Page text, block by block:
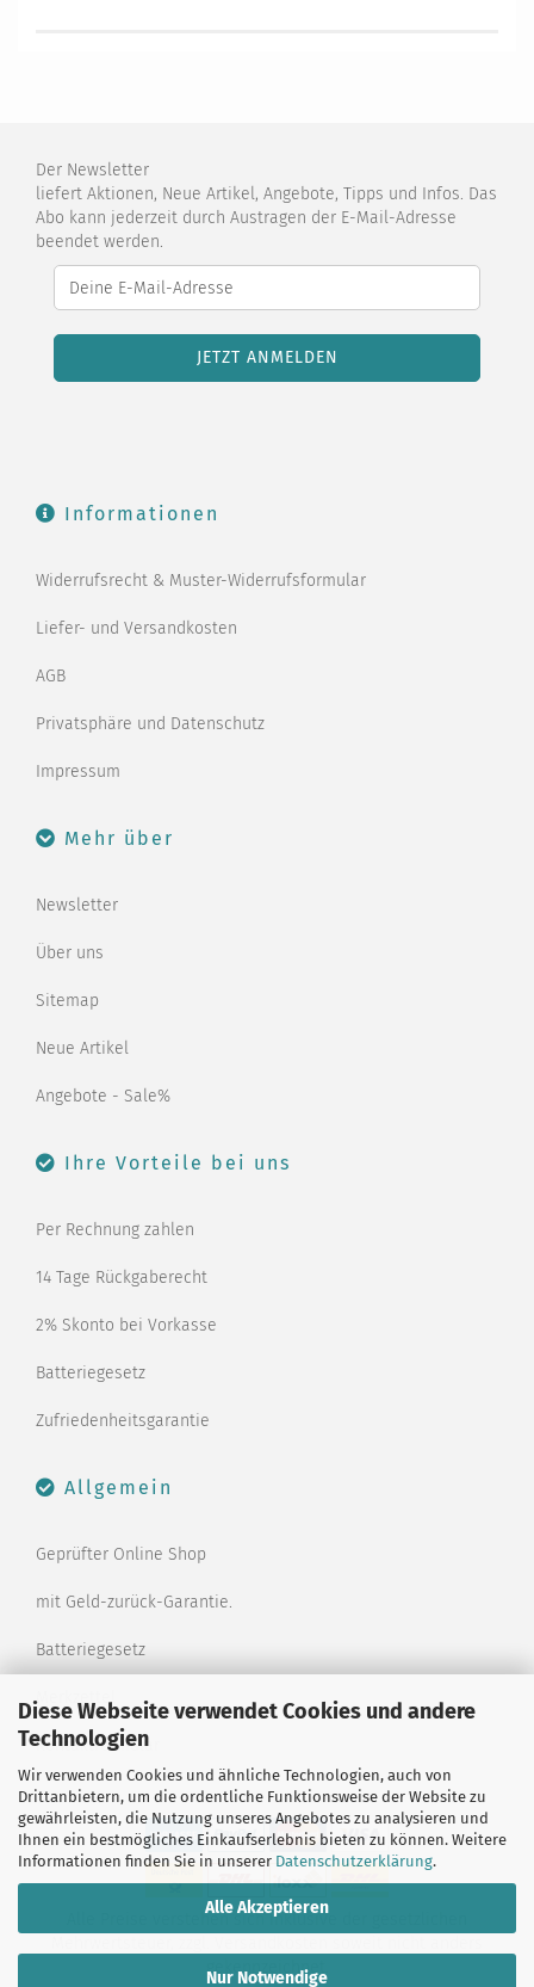
Diese Webseite verwendet Cookies und andere
Technologien
Wir verwenden Cookies und ähnliche Technologien, auch von
Drittanbietern, um die ordentliche Funktionsweise der Website zu
gewährleisten, die Nutzung unseres Angebotes zu analysieren und
Ihnen ein bestmögliches Einkaufserlebnis bieten zu können. Weitere
Informationen finden Sie in unserer Datenschutzerklärung.
Alle Akzeptieren
Nur Notwendige
Der Newsletter
liefert Aktionen, Neue Artikel, Angebote, Tipps und Infos. Das
Abo kann jederzeit durch Austragen der E-Mail-Adresse
beendet werden.
Informationen
Widerrufsrecht & Muster-Widerrufsformular
Liefer- und Versandkosten
AGB
Privatsphäre und Datenschutz
Impressum
Mehr über
Newsletter
Über uns
Sitemap
Neue Artikel
Angebote - Sale%
Ihre Vorteile bei uns
Per Rechnung zahlen
14 Tage Rückgaberecht
2% Skonto bei Vorkasse
Batteriegesetz
Zufriedenheitsgarantie
Allgemein
Geprüfter Online Shop
mit Geld-zurück-Garantie.
Batteriegesetz
Merkzettel
Kontaktformular
Alle Preise verstehen sich inklusive der gesetzlichen
gekennzeichnet.